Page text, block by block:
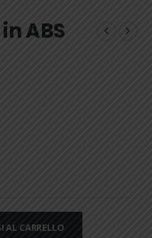
ABS
AL CARRELLO